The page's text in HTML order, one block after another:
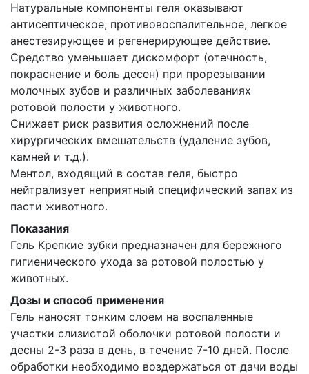
Натуральные компоненты геля оказывают
антисептическое, противовоспалительное, легкое
анестезирующее и регенерирующее действие.
Средство уменьшает дискомфорт (отечность,
покраснение и боль десен) при прорезывании
молочных зубов и различных заболеваниях
ротовой полости у животного.
Снижает риск развития осложнений после
хирургических вмешательств (удаление зубов,
камней и т.д.).
Ментол, входящий в состав геля, быстро
нейтрализует неприятный специфический запах из
пасти животного.
Показания
Гель Крепкие зубки предназначен для бережного
гигиенического ухода за ротовой полостью у
животных.
Дозы и способ применения
Гель наносят тонким слоем на воспаленные
участки слизистой оболочки ротовой полости и
десны 2-3 раза в день, в течение 7-10 дней. После
обработки необходимо воздержаться от дачи воды